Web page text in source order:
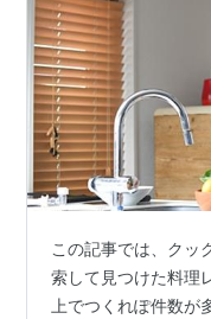
この記事では、クッ
索して見つけた料理
上でつくれぽ件数